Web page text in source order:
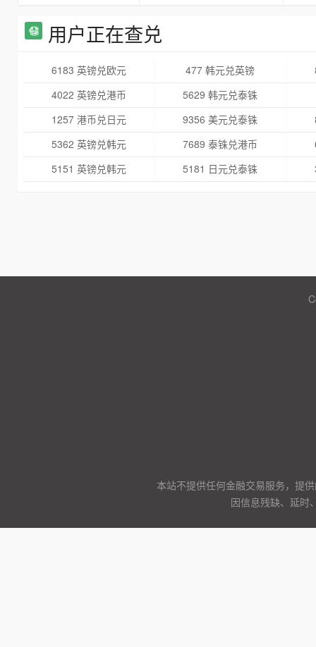
用户正在查兑
6183 英镑兑欧元 477 韩元兑英镑
4022 英镑兑港币
5629 韩元兑泰铢
1257 港币兑日元
9356 美元兑泰铢
5362 英镑兑韩元
7689 泰铢兑港币
5151 英镑兑韩元
5181 日元兑泰铢
本站不提供任何金融交易服务，提
因信息残缺、延时